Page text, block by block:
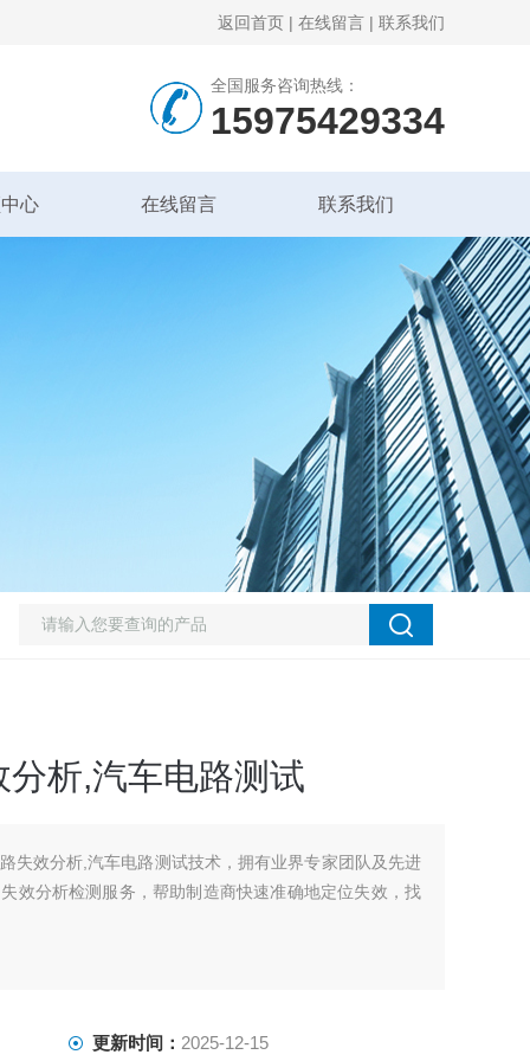
返回首页 | 在线留言 | 联系我们
全国服务咨询热线：
15975429334
心 在线留言 联系我们
析,汽车电路测试
失效分析,汽车电路测试技术，拥有业界专家团队及先进
效分析检测服务，帮助制造商快速准确地定位失效，找
更新时间： 2025-12-15